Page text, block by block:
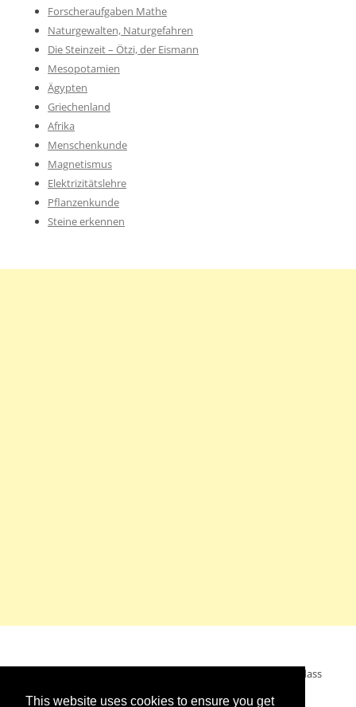
This website uses cookies to ensure you get
Forscheraufgaben Mathe
Naturgewalten, Naturgefahren
Die Steinzeit – Ötzi, der Eismann
Mesopotamien
Ägypten
Griechenland
Afrika
Menschenkunde
Magnetismus
Elektrizitätslehre
Pflanzenkunde
Steine erkennen
Mein Wunsch: dass alle Menschen ohne Krieg leben dürfen, dass
alle Menschen den Krieg verurteilen und sich von den